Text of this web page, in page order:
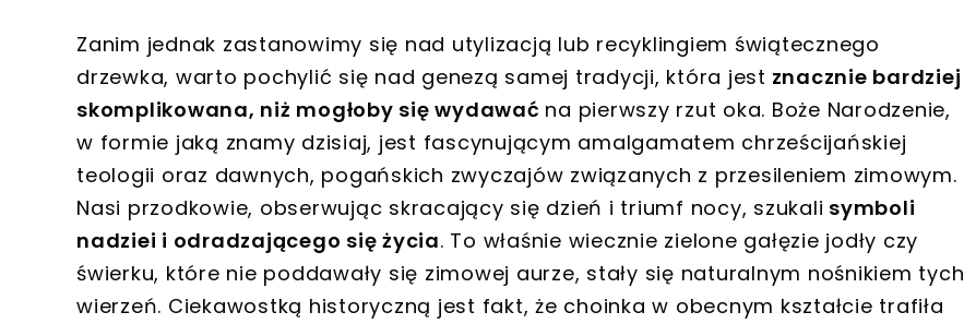
Zanim jednak zastanowimy się nad utylizacją lub recyklingiem świątecznego
drzewka, warto pochylić się nad genezą samej tradycji, która jest znacznie bardziej
skomplikowana, niż mogłoby się wydawać na pierwszy rzut oka. Boże Narodzenie,
w formie jaką znamy dzisiaj, jest fascynującym amalgamatem chrześcijańskiej
teologii oraz dawnych, pogańskich zwyczajów związanych z przesileniem zimowym.
Nasi przodkowie, obserwując skracający się dzień i triumf nocy, szukali symboli
nadziei i odradzającego się życia. To właśnie wiecznie zielone gałęzie jodły czy
świerku, które nie poddawały się zimowej aurze, stały się naturalnym nośnikiem tych
wierzeń. Ciekawostką historyczną jest fakt, że choinka w obecnym kształcie trafiła